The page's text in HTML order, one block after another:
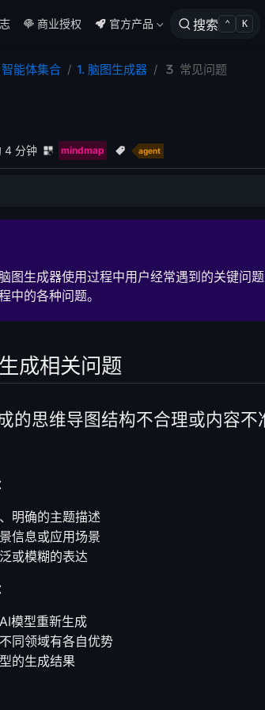
商业授权 官方产品 搜索 ⌃ K
能体集合 1. 脑图生成器 常见问题
4 分钟 mindmap agent
容不准确？
示思维导图？
？
图生成器使用过程中用户经常遇到的关键问
中的各种问题。
成相关问题
的思维导图结构不合理或内容不
：
明确的主题描述
信息或应用场景
或模糊的表达
：
模型重新生成
同领域有各自优势
的生成结果